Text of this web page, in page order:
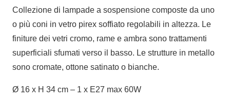
Collezione di lampade a sospensione composte da uno
o più coni in vetro pirex soffiato regolabili in altezza. Le
finiture dei vetri cromo, rame e ambra sono trattamenti
superficiali sfumati verso il basso. Le strutture in metallo
sono cromate, ottone satinato o bianche.
Ø 16 x H 34 cm – 1 x E27 max 60W